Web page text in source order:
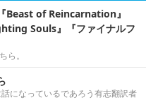
Beast of Reincarnation』
Souls』『ファイナルフ
ら。
になっているであろう有志翻訳者